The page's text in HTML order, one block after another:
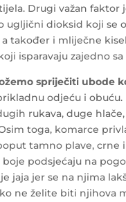
Drugi važan faktor
ugljični dioksid koji se
a također i mliječne
isparavaju zajedno
spriječiti ubode
odjeću i obuću.
rukava, duge
toga, komarce
tamno plave, crne
boje podsjećaju na
jaja jer se na njima
ne želite biti njihova